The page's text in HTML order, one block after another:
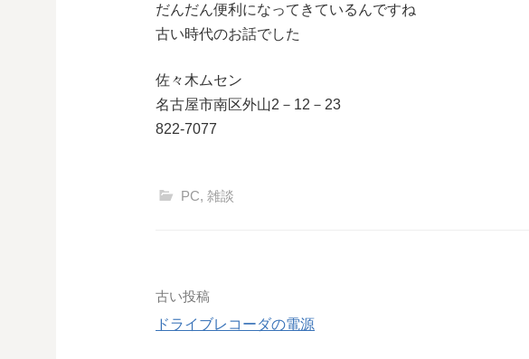
だんだん便利になってきているんですね
古い時代のお話でした
佐々木ムセン
名古屋市南区外山2－12－23
822-7077
PC, 雑談
投
稿
古い投稿
ドライブレコーダの電源